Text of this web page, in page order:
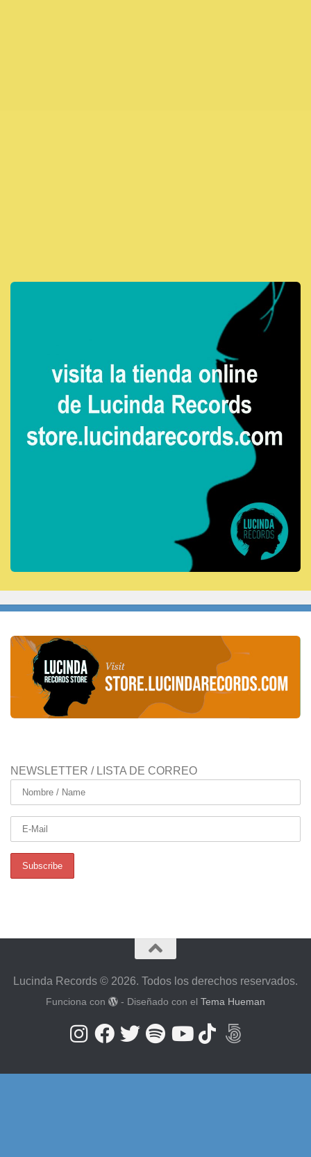
NEWSLETTER / LISTA DE CORREO
Lucinda Records © 2026. Todos los derechos reservados.
Funciona con - Diseñado con el Tema Hueman